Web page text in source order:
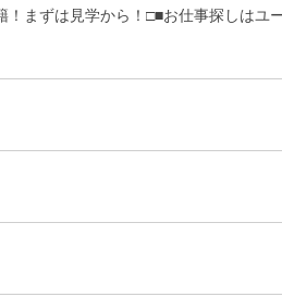
まずは見学から！□■お仕事探しはユ